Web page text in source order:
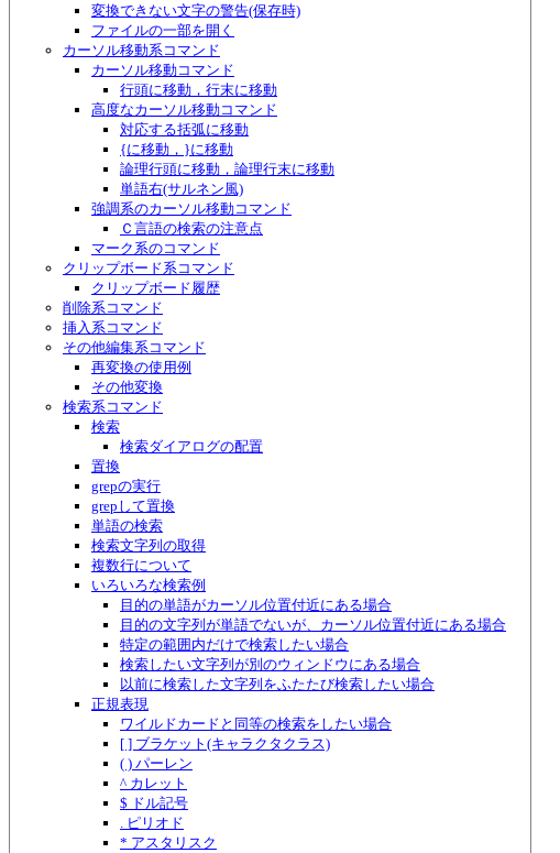
変換できない文字の警告(保存時)
ファイルの一部を開く
カーソル移動系コマンド
カーソル移動コマンド
行頭に移動，行末に移動
高度なカーソル移動コマンド
対応する括弧に移動
{に移動，}に移動
論理行頭に移動，論理行末に移動
単語右(サルネン風)
強調系のカーソル移動コマンド
Ｃ言語の検索の注意点
マーク系のコマンド
クリップボード系コマンド
クリップボード履歴
削除系コマンド
挿入系コマンド
その他編集系コマンド
再変換の使用例
その他変換
検索系コマンド
検索
検索ダイアログの配置
置換
grepの実行
grepして置換
単語の検索
検索文字列の取得
複数行について
いろいろな検索例
目的の単語がカーソル位置付近にある場合
目的の文字列が単語でないが、カーソル位置付近にある場合
特定の範囲内だけで検索したい場合
検索したい文字列が別のウィンドウにある場合
以前に検索した文字列をふたたび検索したい場合
正規表現
ワイルドカードと同等の検索をしたい場合
[ ] ブラケット(キャラクタクラス)
( ) パーレン
^ カレット
$ ドル記号
. ピリオド
* アスタリスク